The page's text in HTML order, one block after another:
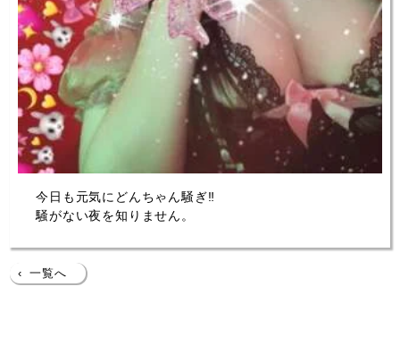
今日も元気にどんちゃん騒ぎ‼
騒がない夜を知りません。
‹ 一覧へ